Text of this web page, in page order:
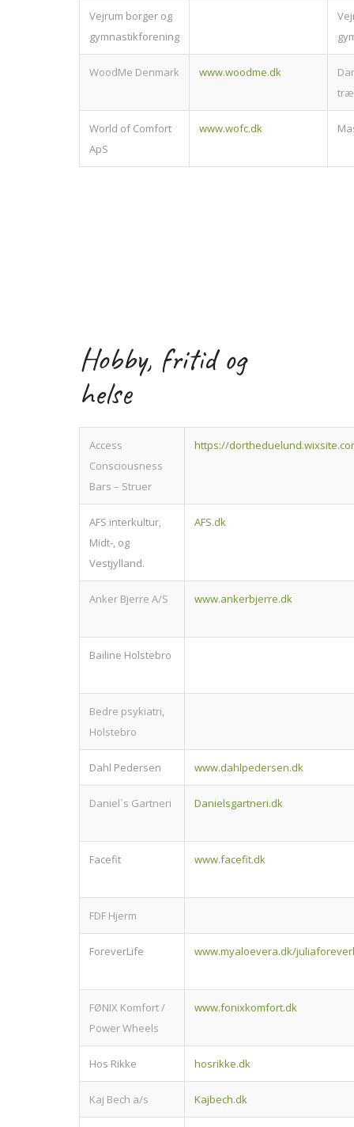
Vejrum borger og
gymnastikforening
WoodMe Denmark www.woodme.dk
World of Comfort
ApS
www.wofc.dk
Hobby, fritid og
helse
Access
Consciousness
Bars – Struer
https://
AFS interkultur,
Midt-, og
Vestjylland.
AFS.dk
Anker Bjerre A/S www.ankerbjerre.dk
Bailine Holstebro
Bedre psykiatri,
Holstebro
Dahl Pedersen www.dahlpedersen.dk
Daniel´s Gartneri Danielsgartneri.dk
Facefit www.facefit.dk
FDF Hjerm
ForeverLife www.myaloevera.dk/
FØNIX Komfort /
Power Wheels
www.fonixkomfort.dk
Hos Rikke hosrikke.dk
Kaj Bech a/s Kajbech.dk